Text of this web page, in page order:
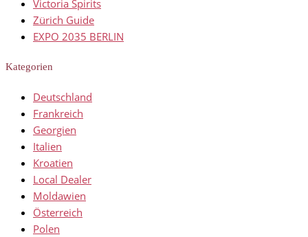
Victoria Spirits
Zürich Guide
EXPO 2035 BERLIN
Kategorien
Deutschland
Frankreich
Georgien
Italien
Kroatien
Local Dealer
Moldawien
Österreich
Polen